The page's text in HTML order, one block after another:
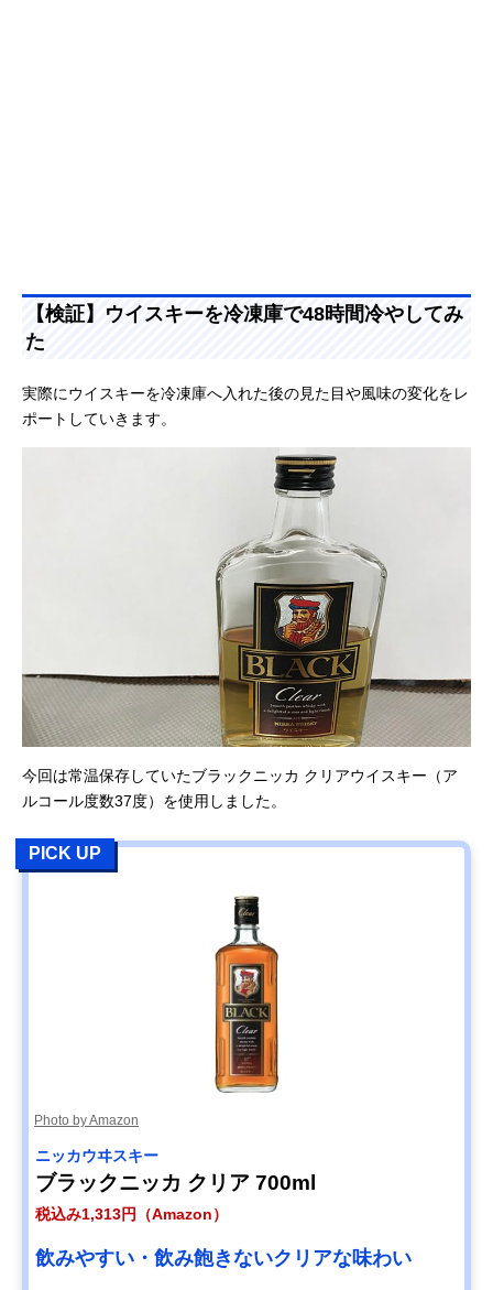
【検証】ウイスキーを冷凍庫で48時間冷やしてみ
た
実際にウイスキーを冷凍庫へ入れた後の見た目や風味の変化をレ
ポートしていきます。
今回は常温保存していたブラックニッカ クリアウイスキー（ア
ルコール度数37度）を使用しました。
PICK UP
Photo by Amazon
ニッカウヰスキー
ブラックニッカ クリア 700ml
税込み1,313円（Amazon）
飲みやすい・飲み飽きないクリアな味わい